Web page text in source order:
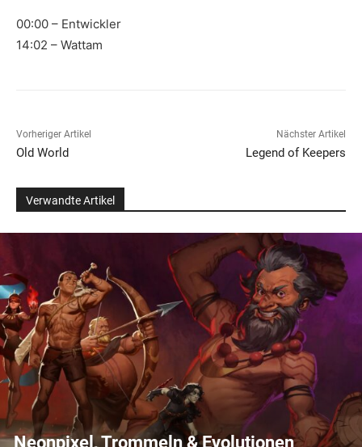
00:00 – Entwickler
14:02 – Wattam
Vorheriger Artikel
Old World
Nächster Artikel
Legend of Keepers
Verwandte Artikel
Neonpixel, Trommeln & Evolutionen